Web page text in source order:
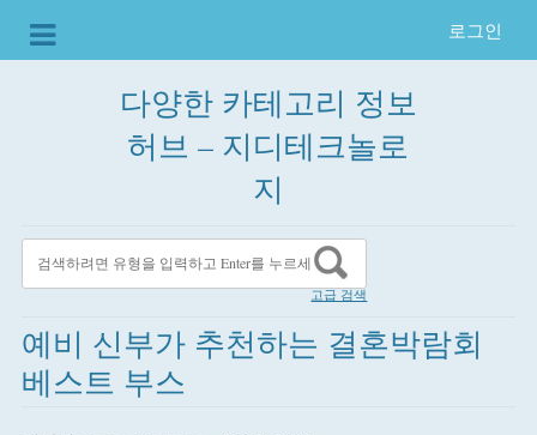
로그인
다양한 카테고리 정보
허브 – 지디테크놀로
지
고급 검색
예비 신부가 추천하는 결혼박람회
베스트 부스